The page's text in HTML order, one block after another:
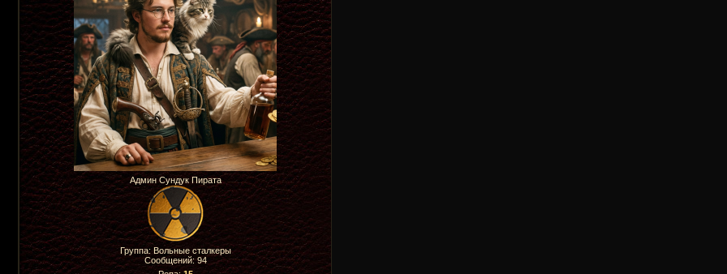
Админ Сундук Пирата
Группа: Вольные сталкеры
Сообщений:94